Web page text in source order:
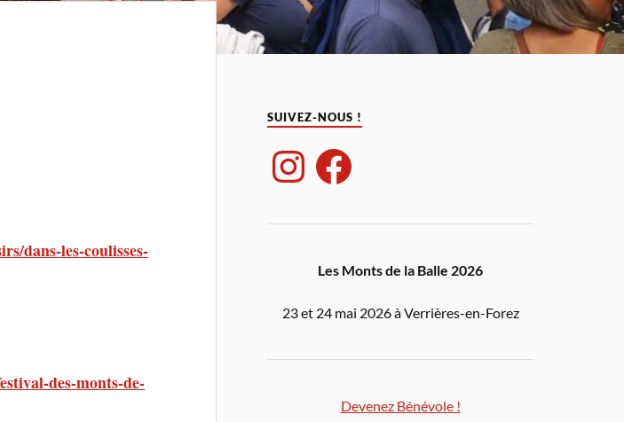
dans-les-coulisses-
des-monts-de-
SUIVEZ-NOUS !
Les Monts de la Balle 2026
23 et 24 mai 2026 à Verrières-en-Forez
Devenez Bénévole !